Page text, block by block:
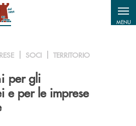
MENU
SOCI TERRITORIO
per gli
e per le imprese